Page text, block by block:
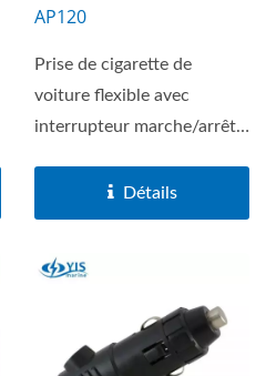
AP120
Prise de cigarette de
voiture flexible avec
interrupteur marche/arrêt.
compatible...Détails